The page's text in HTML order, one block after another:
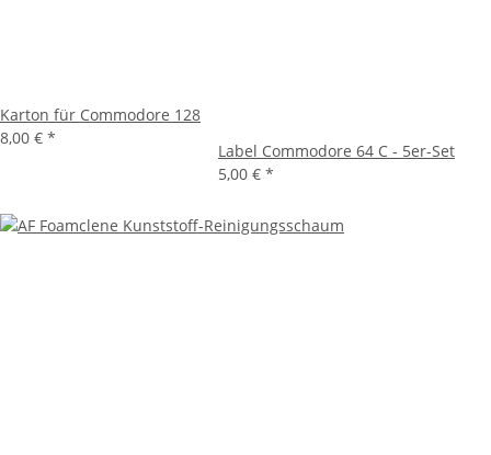
Karton für Commodore 128
8,00 € *
Label Commodore 64 C - 5er-Set
5,00 € *